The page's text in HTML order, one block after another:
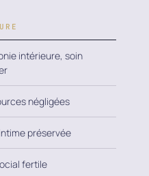
intérieure, soin
négligées
préservée
fertile